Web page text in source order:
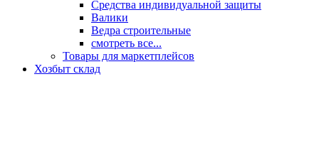
Средства индивидуальной защиты
Валики
Ведра строительные
смотреть все...
Товары для маркетплейсов
Хозбыт склад